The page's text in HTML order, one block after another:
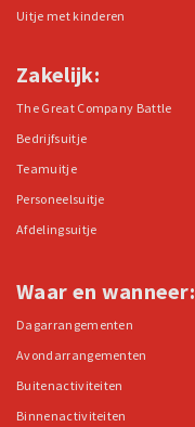
Uitje met kinderen
Zakelijk:
The Great Company Battle
Bedrijfsuitje
Teamuitje
Personeelsuitje
Afdelingsuitje
Waar en wanneer:
Dagarrangementen
Avondarrangementen
Buitenactiviteiten
Binnenactiviteiten